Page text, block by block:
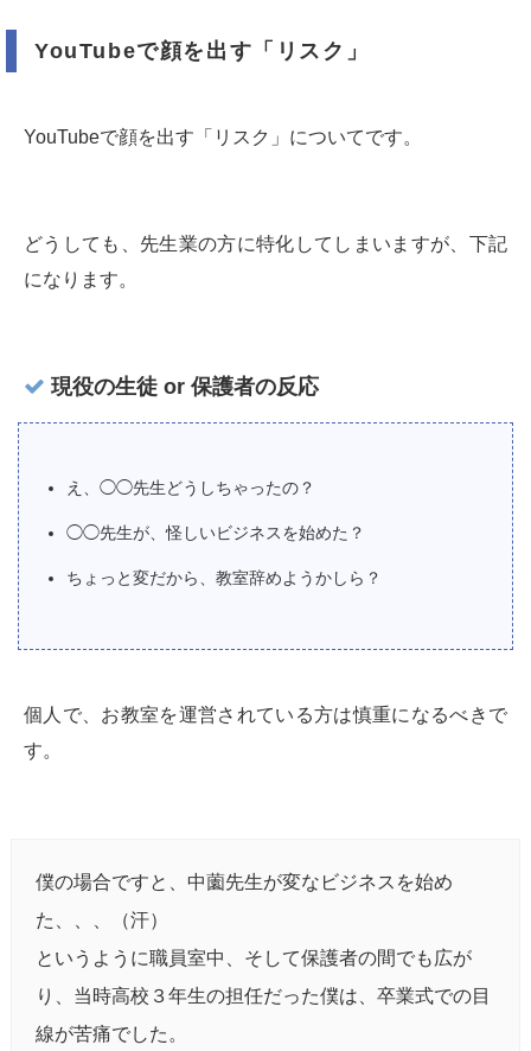
YouTubeで顔を出す「リスク」
YouTubeで顔を出す「リスク」についてです。
どうしても、先生業の方に特化してしまいますが、下記
になります。
現役の生徒 or 保護者の反応
え、◯◯先生どうしちゃったの？
◯◯先生が、怪しいビジネスを始めた？
ちょっと変だから、教室辞めようかしら？
個人で、お教室を運営されている方は慎重になるべきで
す。
僕の場合ですと、中薗先生が変なビジネスを始め
た、、、（汗）
というように職員室中、そして保護者の間でも広が
り、当時高校３年生の担任だった僕は、卒業式での目
線が苦痛でした。